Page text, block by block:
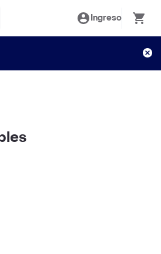
Ingreso